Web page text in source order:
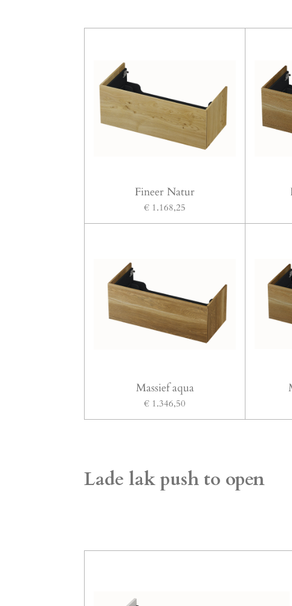
Fineer Natur
€ 1.168,25
Massief aqua
€ 1.346,50
Lade lak push to open